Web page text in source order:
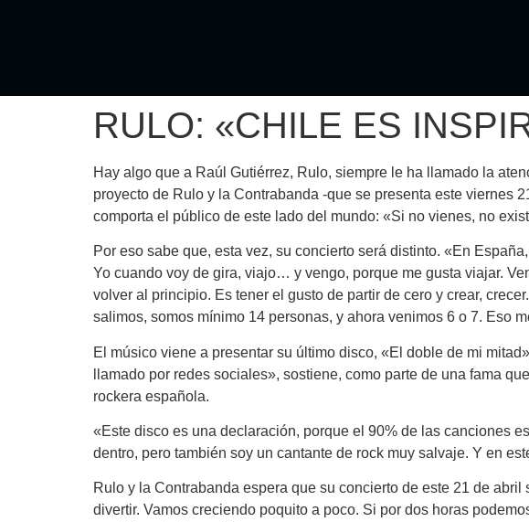
RULO: «CHILE ES
Hay algo que a Raúl Gutiérrez, Rulo, siempre le ha llamado la
proyecto de Rulo y la Contrabanda -que se presenta este viernes
comporta el público de este lado del mundo: «Si no vienes, no
Por eso sabe que, esta vez, su concierto será distinto. «En
Yo cuando voy de gira, viajo… y vengo, porque me gusta viajar.
volver al principio. Es tener el gusto de partir de cero y crear,
salimos, somos mínimo 14 personas, y ahora venimos 6 o 7. Eso
El músico viene a presentar su último disco, «El doble de mi
llamado por redes sociales», sostiene, como parte de una fama
rockera española.
«Este disco es una declaración, porque el 90% de las canciones
dentro, pero también soy un cantante de rock muy salvaje. Y en
Rulo y la Contrabanda espera que su concierto de este 21 de
divertir. Vamos creciendo poquito a poco. Si por dos horas